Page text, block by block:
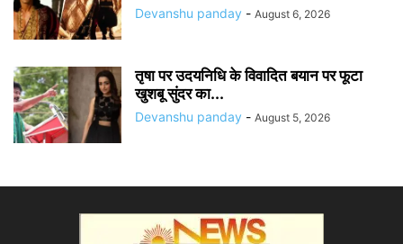
Devanshu panday - August 6, 2026
तृषा पर उदयनिधि के विवादित बयान पर फूटा
खुशबू सुंदर का...
Devanshu panday - August 5, 2026